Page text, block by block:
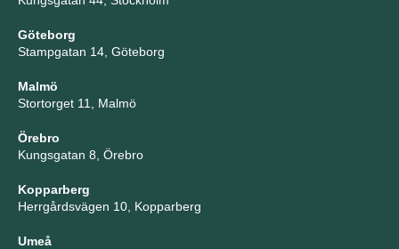
Göteborg
Stampgatan 14, Göteborg
Malmö
Stortorget 11, Malmö
Örebro
Kungsgatan 8, Örebro
Kopparberg
Herrgårdsvägen 10, Kopparberg
Umeå